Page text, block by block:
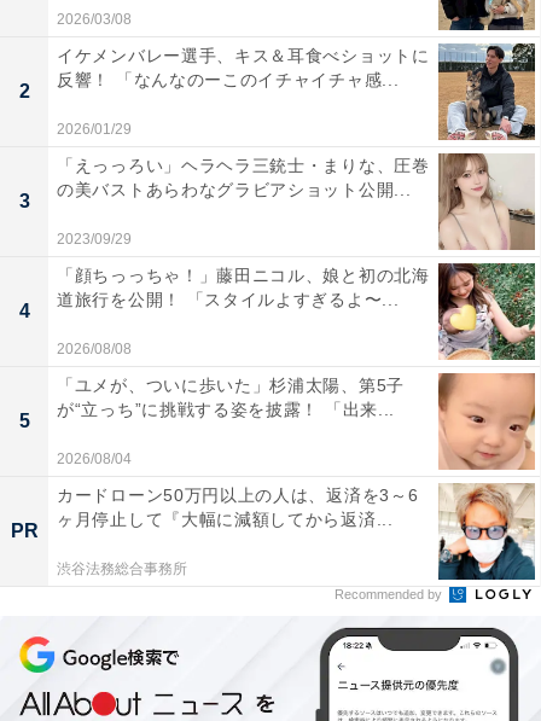
2026/03/08
2
イケメンバレー選手、キス＆耳食べショットに
反響！ 「なんなのーこのイチャイチャ感...
2026/01/29
3
「えっっろい」ヘラヘラ三銃士・まりな、圧巻
の美バストあらわなグラビアショット公開...
2023/09/29
4
「顔ちっっちゃ！」藤田ニコル、娘と初の北海
道旅行を公開！ 「スタイルよすぎるよ〜...
2026/08/08
5
「ユメが、ついに歩いた」杉浦太陽、第5子
が“立っち”に挑戦する姿を披露！ 「出来...
2026/08/04
PR
カードローン50万円以上の人は、返済を3～6
ヶ月停止して『大幅に減額してから返済...
渋谷法務総合事務所
Recommended by